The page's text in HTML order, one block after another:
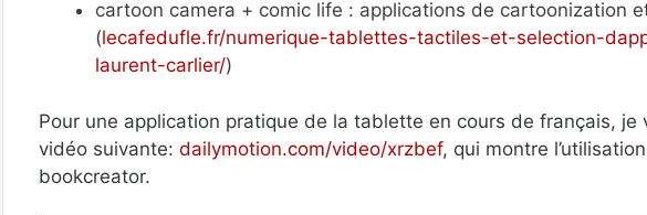
cartoon camera + comic life : applications de cartoonization
(lecafedufle.fr/numerique-tablettes-tactiles-et-selection-
laurent-carlier/)
Pour une application pratique de la tablette en cours de français,
vidéo suivante: dailymotion.com/video/xrzbef, qui montre
bookcreator.